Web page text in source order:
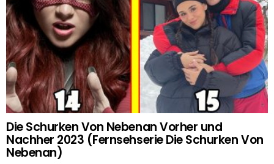
Die Schurken Von Nebenan Vorher und
Nachher 2023 (Fernsehserie Die Schurken Von
Nebenan)